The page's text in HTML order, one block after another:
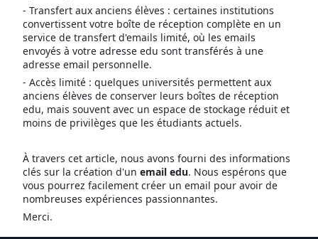
- Transfert aux anciens élèves : certaines institutions
convertissent votre boîte de réception complète en un
service de transfert d'emails limité, où les emails
envoyés à votre adresse edu sont transférés à une
adresse email personnelle.
- Accès limité : quelques universités permettent aux
anciens élèves de conserver leurs boîtes de réception
edu, mais souvent avec un espace de stockage réduit et
moins de privilèges que les étudiants actuels.
À travers cet article, nous avons fourni des informations
clés sur la création d'un email edu. Nous espérons que
vous pourrez facilement créer un email pour avoir de
nombreuses expériences passionnantes.
Merci.